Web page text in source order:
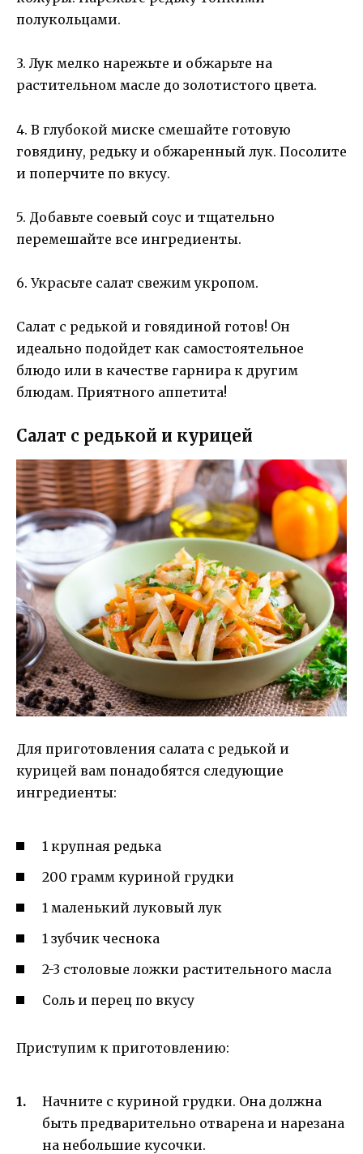
полукольцами.
3. Лук мелко нарежьте и обжарьте на
растительном масле до золотистого цвета.
4. В глубокой миске смешайте готовую
говядину, редьку и обжаренный лук. Посолите
и поперчите по вкусу.
5. Добавьте соевый соус и тщательно
перемешайте все ингредиенты.
6. Украсьте салат свежим укропом.
Салат с редькой и говядиной готов! Он
идеально подойдет как самостоятельное
блюдо или в качестве гарнира к другим
блюдам. Приятного аппетита!
Салат с редькой и курицей
Для приготовления салата с редькой и
курицей вам понадобятся следующие
ингредиенты:
1 крупная редька
200 грамм куриной грудки
1 маленький луковый лук
1 зубчик чеснока
2-3 столовые ложки растительного масла
Соль и перец по вкусу
Приступим к приготовлению:
Начните с куриной грудки. Она должна
быть предварительно отварена и нарезана
на небольшие кусочки.